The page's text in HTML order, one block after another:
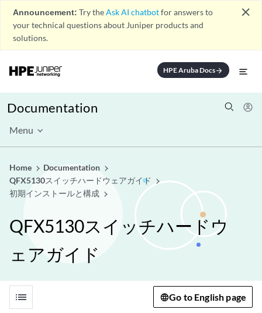
Announcement: Try theAsk AI chatbotfor answers to
your technical questions about Juniper products and
solutions.
close
HPE Aruba Docsarrow_forward
Documentation
Menu
Home
Documentation
QFX5130スイッチハードウェアガイド
初期インストールと構成
QFX5130スイッチハードウ
ェアガイド
list Go to English page